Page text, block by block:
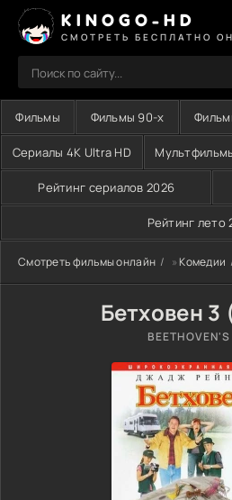
KINOGO-HD
СМОТРЕТЬ БЕСПЛАТНО
Фильмы Фильмы 90-х
Сериалы 4K Ultra HD
Рейтинг сериалов 2026
Рейтинг лето
Смотреть фильмы онлайн »Комедии
Бетховен
BEETHOVEN'S